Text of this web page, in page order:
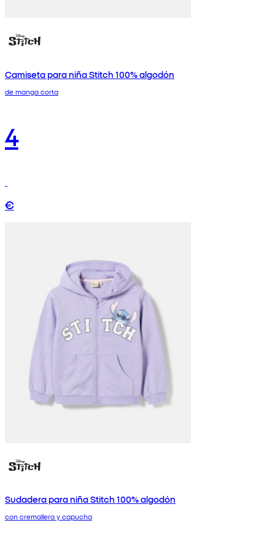
Camiseta para niña Stitch 100% algodón
de manga corta
4
€
Sudadera para niña Stitch 100% algodón
con cremallera y capucha